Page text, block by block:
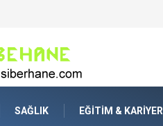
SAĞLIK EĞITIM & KARIYER